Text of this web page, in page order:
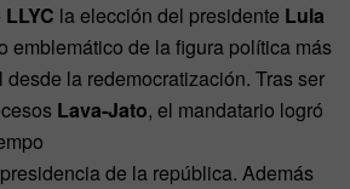
LLYC la elección del presidente Lula
emblemático de la figura política más
la redemocratización. Tras ser
Lava-Jato, el mandatario logró
de la república. Además